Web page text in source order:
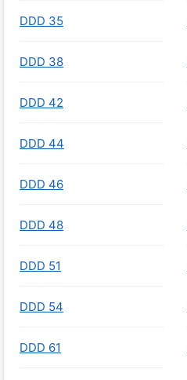
DDD 35
DDD 38
DDD 42
DDD 44
DDD 46
DDD 48
DDD 51
DDD 54
DDD 61